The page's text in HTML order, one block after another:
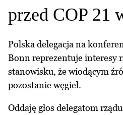
przed COP 21
Polska delegacja na
Bonn reprezentuje interesy
stanowisku, że wiodącym
pozostanie węgiel.
Oddaję głos delegatom